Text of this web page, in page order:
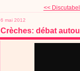
<<
6 mai 2012
Crèches: débat